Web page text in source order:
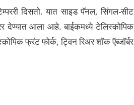
दिसतो. यात साइड पॅनल, सिंगल-सीट
देण्यात आला आहे. बाईकमध्ये टेलिस्कोपिक
फ्रंट फोर्क, ट्विन रिअर शॉक ऍब्जॉर्बर